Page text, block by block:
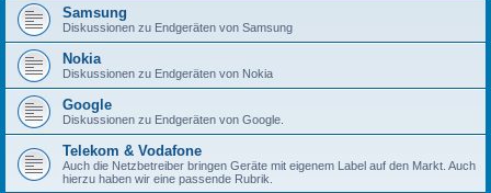
Samsung
Diskussionen zu Endgeräten von Samsung
Nokia
Diskussionen zu Endgeräten von Nokia
Google
Diskussionen zu Endgeräten von Google.
Telekom & Vodafone
Auch die Netzbetreiber bringen Geräte mit eigenem Label auf den Markt. Auch
hierzu haben wir eine passende Rubrik.